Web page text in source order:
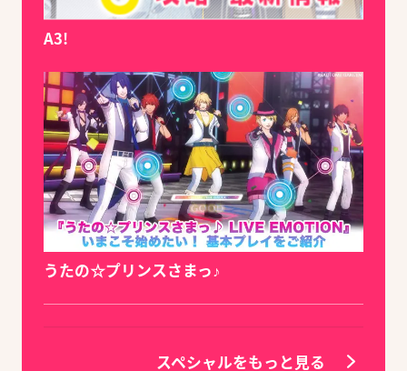
A3!
うたの☆プリンスさまっ♪
スペシャルをもっと見る